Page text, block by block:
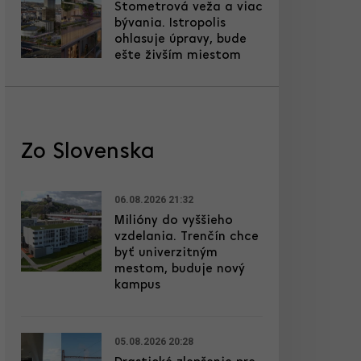
Stometrová veža a viac
bývania. Istropolis
ohlasuje úpravy, bude
ešte živším miestom
Zo Slovenska
06.08.2026 21:32
Milióny do vyššieho
vzdelania. Trenčín chce
byť univerzitným
mestom, buduje nový
kampus
05.08.2026 20:28